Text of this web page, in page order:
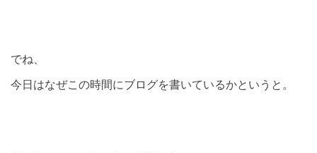
でね、
今日はなぜこの時間にブログを書いているかというと。